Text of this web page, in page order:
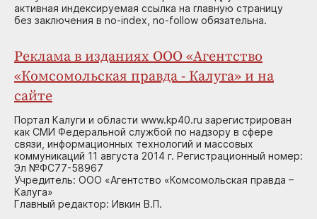
активная индексируемая ссылка на главную страницу
без заключения в no-index, no-follow обязательна.
Реклама в изданиях ООО «Агентство
«Комсомольская правда - Калуга» и на
сайте
Портал Калуги и области www.kp40.ru зарегистрирован
как СМИ Федеральной службой по надзору в сфере
связи, информационных технологий и массовых
коммуникаций 11 августа 2014 г. Регистрационный номер:
Эл №ФС77-58967
Учредитель: ООО «Агентство «Комсомольская правда –
Калуга»
Главный редактор: Ивкин В.П.